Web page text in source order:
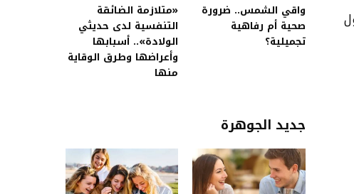
واقي الشمس.. ضرورة
صحية أم رفاهية
تجميلية؟
«متلازمة الضائقة
التنفسية لدى حديثي
الولادة».. أسبابها
وأعراضها وطرق الوقاية
منها
جديد الجوهرة